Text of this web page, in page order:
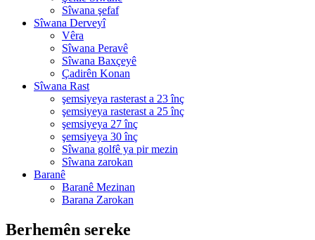
Sîwana şefaf
Sîwana Derveyî
Vêra
Sîwana Peravê
Sîwana Baxçeyê
Çadirên Konan
Sîwana Rast
şemsiyeya rasterast a 23 înç
şemsiyeya rasterast a 25 înç
şemsiyeya 27 înç
şemsiyeya 30 înç
Sîwana golfê ya pir mezin
Sîwana zarokan
Baranê
Baranê Mezinan
Barana Zarokan
Berhemên sereke